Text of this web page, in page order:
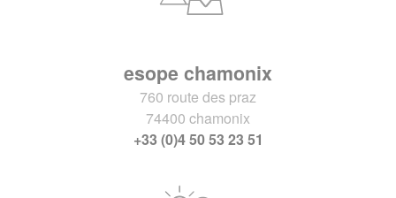
esope chamonix
760 route des praz
74400 chamonix
+33 (0)4 50 53 23 51